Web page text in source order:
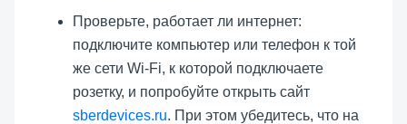
Проверьте, работает ли интернет:
подключите компьютер или телефон к той
же сети Wi-Fi, к которой подключаете
розетку, и попробуйте открыть сайт
sberdevices.ru. При этом убедитесь, что на